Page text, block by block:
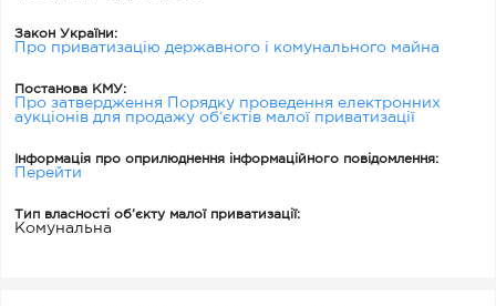
Закон України:
Про приватизацію державного і комунального майна
Постанова КМУ:
Про затвердження Порядку проведення електронних
аукціонів для продажу об’єктів малої приватизації
Інформація про оприлюднення інформаційного повідомлення:
Перейти
Тип власності об’єкту малої приватизації:
Комунальна